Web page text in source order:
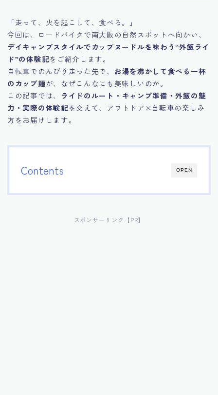
「走って、火を起こして、食べる。」
今回は、ロードバイクで南大阪の自然スポットへ向かい、
デイキャンプスタイルでカップヌードルを味わう“外飯ライ
ド”の体験記をご紹介します。
自転車でのんびり走った先で、 お湯を沸かして食べる一杯
のカップ麺が、なぜこんなにも美味しいのか。
この記事では、 ライドのルート・キャンプ準備・外飯の魅
力・実際の体験記を交えて、アウトドア×自転車の楽しみ
方をお届けします。
OPEN
Contents
スポンサーリンク【PR】